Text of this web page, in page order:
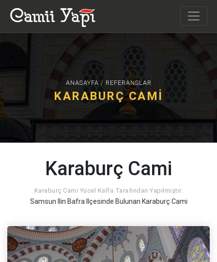
ANASAYFA / REFERANSLAR
KARABURÇ CAMI
Karaburç Cami
Karaburç Cami Yücel Kalfa Tarafından Yapılmıştır.
Samsun Ilin Bafra Ilçesinde Bulunan Karaburç Cami